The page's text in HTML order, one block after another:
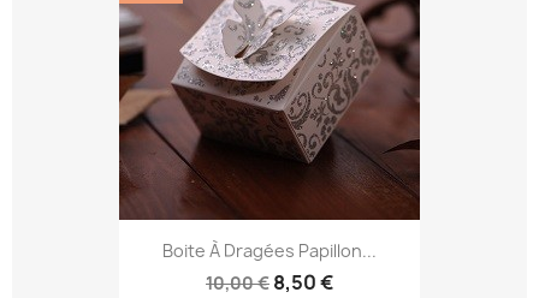
Boite À Dragées Papillon...
10,00 € 8,50 €